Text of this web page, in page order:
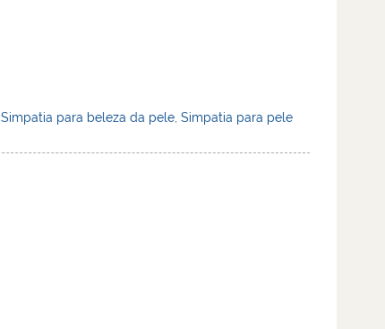
,Simpatia para beleza da pele ,Simpatia para pele